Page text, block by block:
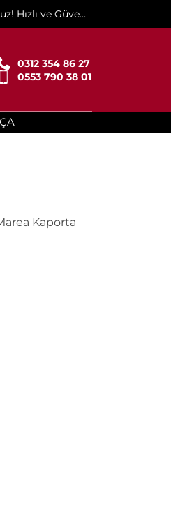
Hızlı ve Güvenli
İçin Buradayız!"
0312 354 86 27
0553 790 38 01
Kaporta